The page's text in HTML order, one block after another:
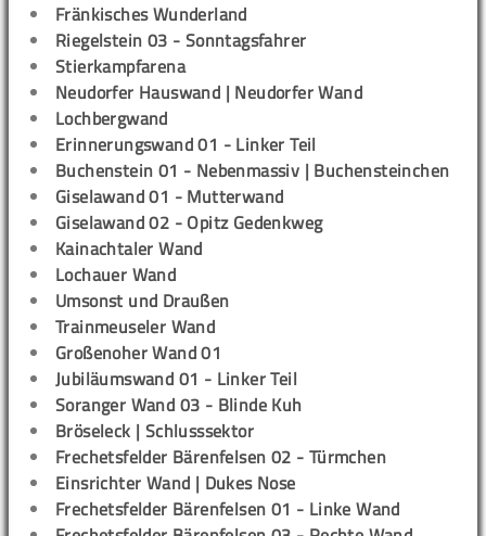
Fränkisches Wunderland
Riegelstein 03 - Sonntagsfahrer
Stierkampfarena
Neudorfer Hauswand | Neudorfer Wand
Lochbergwand
Erinnerungswand 01 - Linker Teil
Buchenstein 01 - Nebenmassiv | Buchensteinchen
Giselawand 01 - Mutterwand
Giselawand 02 - Opitz Gedenkweg
Kainachtaler Wand
Lochauer Wand
Umsonst und Draußen
Trainmeuseler Wand
Großenoher Wand 01
Jubiläumswand 01 - Linker Teil
Soranger Wand 03 - Blinde Kuh
Bröseleck | Schlusssektor
Frechetsfelder Bärenfelsen 02 - Türmchen
Einsrichter Wand | Dukes Nose
Frechetsfelder Bärenfelsen 01 - Linke Wand